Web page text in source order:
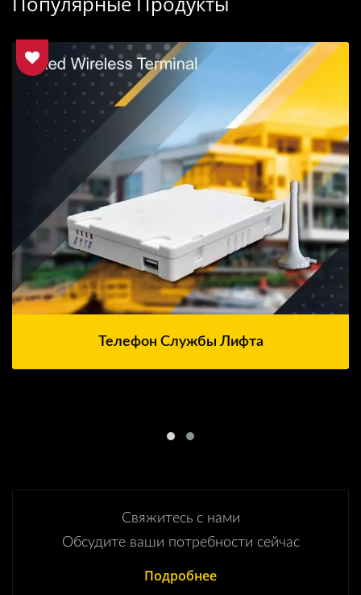
Телефон Службы Лифта
Свяжитесь с нами
Обсудите ваши потребности сейчас
Подробнее